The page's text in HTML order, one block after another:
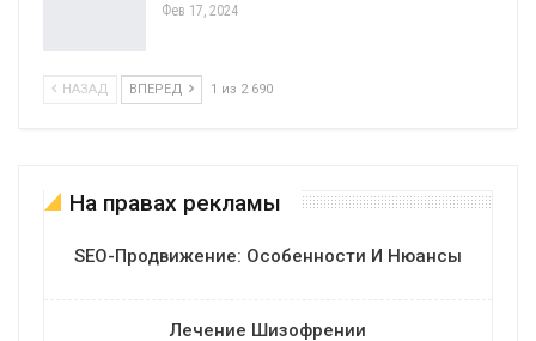
Фев 17, 2024
НАЗАД ВПЕРЕД 1 из 2 690
На правах рекламы
SEO-Продвижение: Особенности И Нюансы
Лечение Шизофрении